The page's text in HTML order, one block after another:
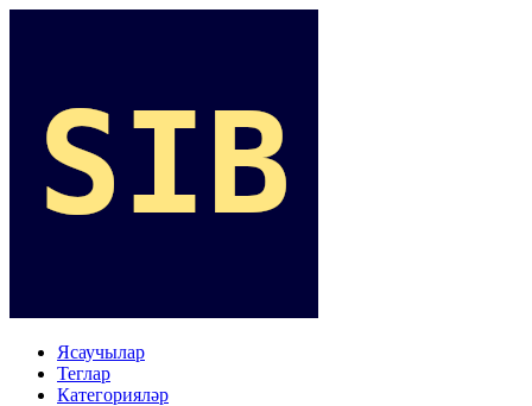
Ясаучылар
Теглар
Категорияләр